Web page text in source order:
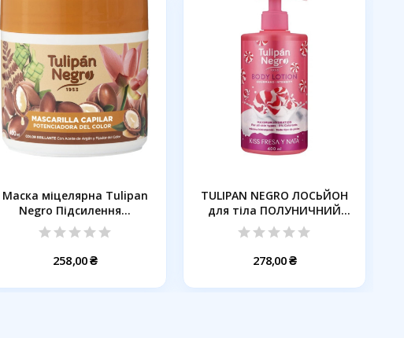
Маска міцелярна Tulipan
Negro Підсилення...
258,00 ₴
TULIPAN NEGRO ЛОСЬЙОН
для тіла ПОЛУНИЧНИЙ
КРЕМ,...
278,00 ₴